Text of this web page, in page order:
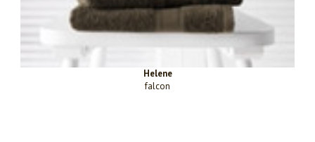
Helene
falcon